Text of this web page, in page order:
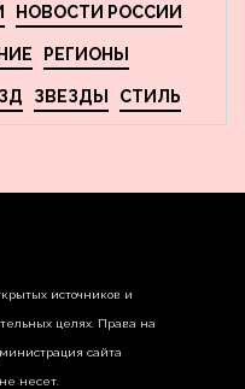
НОВОСТИ РОССИИ
РЕГИОНЫ
ЗВЕЗДЫ СТИЛЬ
источников и
целях. Права на
сайта
несет.